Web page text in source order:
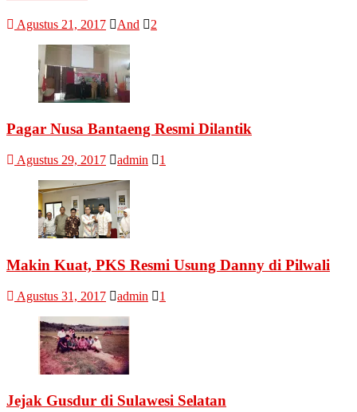
Agustus 21, 2017 And 2
Pagar Nusa Bantaeng Resmi Dilantik
Agustus 29, 2017 admin 1
Makin Kuat, PKS Resmi Usung Danny di Pilwali
Agustus 31, 2017 admin 1
Jejak Gusdur di Sulawesi Selatan